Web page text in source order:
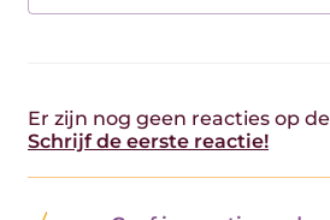
Er zijn nog geen reacties op
Schrijf de eerste reactie!